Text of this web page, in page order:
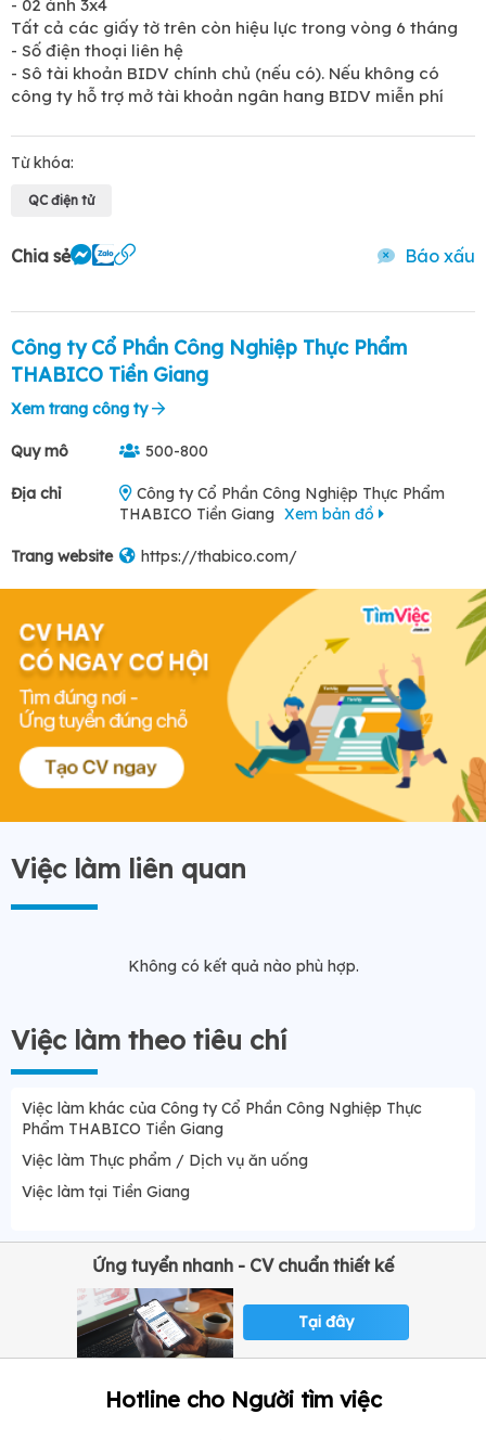
- 02 ảnh 3x4
Tất cả các giấy tờ trên còn hiệu lực trong vòng 6 tháng
- Số điện thoại liên hệ
- Sô tài khoản BIDV chính chủ (nếu có). Nếu không có
công ty hỗ trợ mở tài khoản ngân hang BIDV miễn phí
Từ khóa:
QC điện tử
Chia sẻ Báo xấu
Công ty Cổ Phần Công Nghiệp Thực Phẩm
THABICO Tiền Giang
Xem trang công ty
Quy mô 500-800
Địa chỉ
Công ty Cổ Phần Công Nghiệp Thực Phẩm
THABICO Tiền Giang Xem bản đồ
Trang website https://thabico.com/
Việc làm liên quan
Không có kết quả nào phù hợp.
Việc làm theo tiêu chí
Việc làm khác của Công ty Cổ Phần Công Nghiệp Thực
Phẩm THABICO Tiền Giang
Việc làm Thực phẩm / Dịch vụ ăn uống
Việc làm tại Tiền Giang
Ứng tuyển nhanh - CV chuẩn thiết kế
Tại đây
Hotline cho Người tìm việc